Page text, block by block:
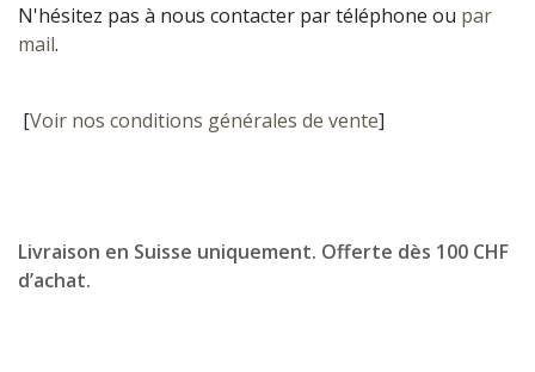
N'hésitez pas à nous contacter par téléphone ou par
mail.
[Voir nos conditions générales de vente]
Livraison en Suisse uniquement. Offerte dès 100 CHF
d’achat.